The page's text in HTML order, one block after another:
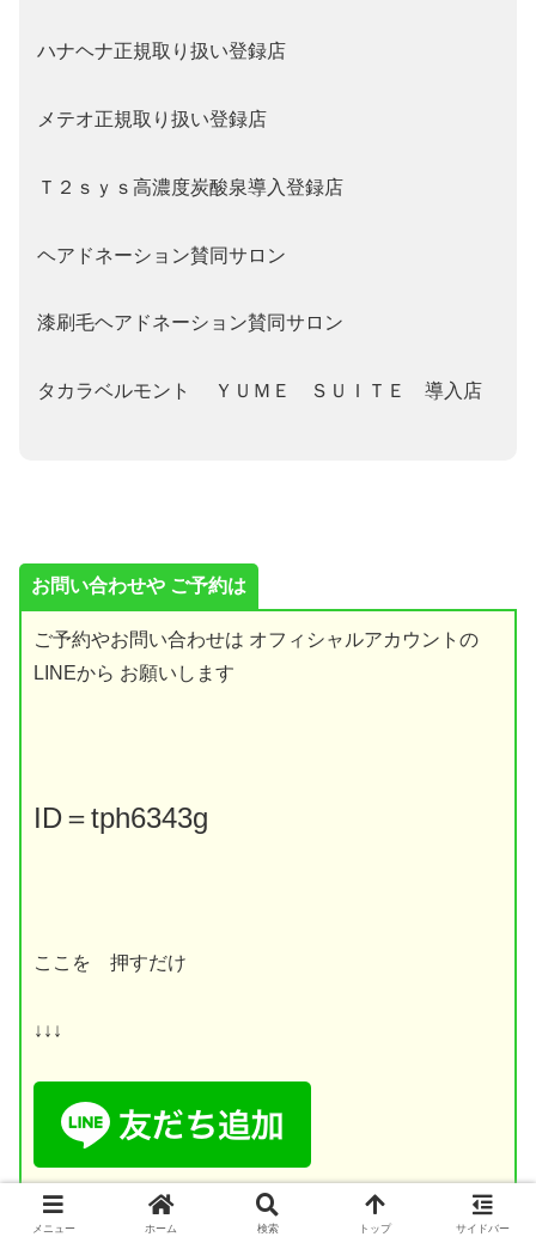
ハナヘナ正規取り扱い登録店
メテオ正規取り扱い登録店
Ｔ２ｓｙｓ高濃度炭酸泉導入登録店
ヘアドネーション賛同サロン
漆刷毛ヘアドネーション賛同サロン
タカラベルモント ＹＵＭＥ ＳＵＩＴＥ 導入店
お問い合わせや ご予約は
ご予約やお問い合わせは オフィシャルアカウントの
LINEから お願いします
ID＝tph6343g
ここを 押すだけ
↓↓↓
メニュー ホーム 検索 トップ サイドバー